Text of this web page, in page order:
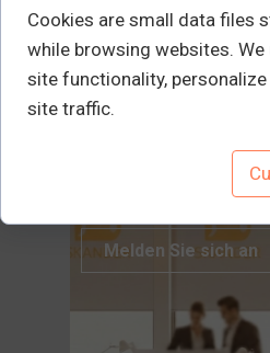
1 2 3
an
Melden Sie sich an
Cookies are small data files
while browsing websites.
site functionality,
site traffic.